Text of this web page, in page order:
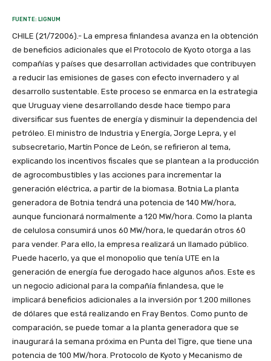
FUENTE: LIGNUM
CHILE (21/72006).- La empresa finlandesa avanza en la obtención
de beneficios adicionales que el Protocolo de Kyoto otorga a las
compañías y países que desarrollan actividades que contribuyen
a reducir las emisiones de gases con efecto invernadero y al
desarrollo sustentable. Este proceso se enmarca en la estrategia
que Uruguay viene desarrollando desde hace tiempo para
diversificar sus fuentes de energía y disminuir la dependencia del
petróleo. El ministro de Industria y Energía, Jorge Lepra, y el
subsecretario, Martín Ponce de León, se refirieron al tema,
explicando los incentivos fiscales que se plantean a la producción
de agrocombustibles y las acciones para incrementar la
generación eléctrica, a partir de la biomasa. Botnia La planta
generadora de Botnia tendrá una potencia de 140 MW/hora,
aunque funcionará normalmente a 120 MW/hora. Como la planta
de celulosa consumirá unos 60 MW/hora, le quedarán otros 60
para vender. Para ello, la empresa realizará un llamado público.
Puede hacerlo, ya que el monopolio que tenía UTE en la
generación de energía fue derogado hace algunos años. Este es
un negocio adicional para la compañía finlandesa, que le
implicará beneficios adicionales a la inversión por 1.200 millones
de dólares que está realizando en Fray Bentos. Como punto de
comparación, se puede tomar a la planta generadora que se
inaugurará la semana próxima en Punta del Tigre, que tiene una
potencia de 100 MW/hora. Protocolo de Kyoto y Mecanismo de